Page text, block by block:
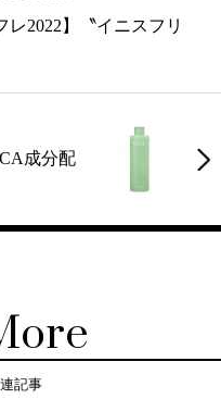
レ2022】〝イニスフリ
成分配
記事